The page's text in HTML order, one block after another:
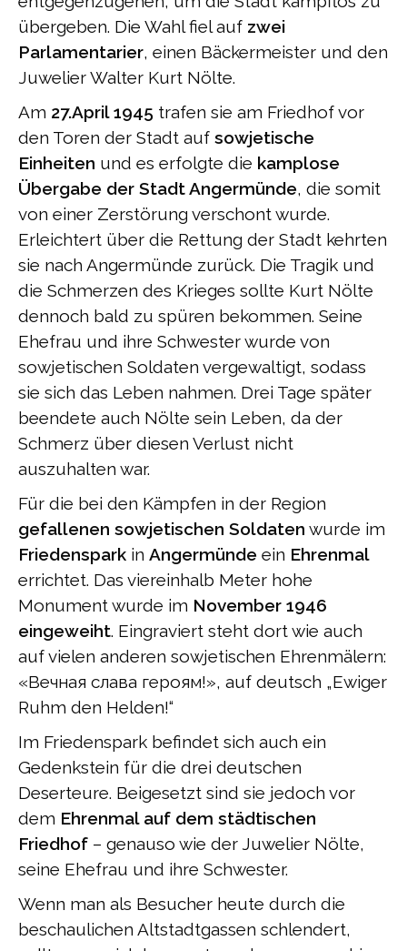
übergeben. Die Wahl fiel auf zwei
Parlamentarier, einen Bäckermeister und den
Juwelier Walter Kurt Nölte.
Am 27.April 1945 trafen sie am Friedhof vor
den Toren der Stadt auf sowjetische
Einheiten und es erfolgte die kamplose
Übergabe der Stadt Angermünde, die somit
von einer Zerstörung verschont wurde.
Erleichtert über die Rettung der Stadt kehrten
sie nach Angermünde zurück. Die Tragik und
die Schmerzen des Krieges sollte Kurt Nölte
dennoch bald zu spüren bekommen. Seine
Ehefrau und ihre Schwester wurde von
sowjetischen Soldaten vergewaltigt, sodass
sie sich das Leben nahmen. Drei Tage später
beendete auch Nölte sein Leben, da der
Schmerz über diesen Verlust nicht
auszuhalten war.
Für die bei den Kämpfen in der Region
gefallenen sowjetischen Soldaten wurde im
Friedenspark in Angermünde ein Ehrenmal
errichtet. Das viereinhalb Meter hohe
Monument wurde im November 1946
eingeweiht. Eingraviert steht dort wie auch
auf vielen anderen sowjetischen Ehrenmälern:
«Вечная слава героям!», auf deutsch „Ewiger
Ruhm den Helden!“
Im Friedenspark befindet sich auch ein
Gedenkstein für die drei deutschen
Deserteure. Beigesetzt sind sie jedoch vor
dem Ehrenmal auf dem städtischen
Friedhof – genauso wie der Juwelier Nölte,
seine Ehefrau und ihre Schwester.
Wenn man als Besucher heute durch die
beschaulichen Altstadtgassen schlendert,